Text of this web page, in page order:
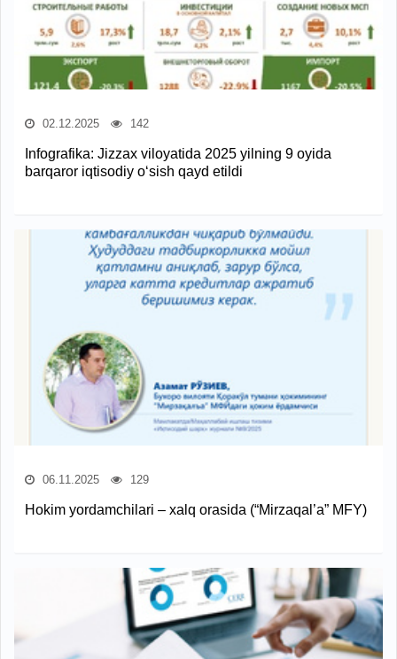
02.12.2025 142
Infografika: Jizzax viloyatida 2025 yilning 9 oyida
barqaror iqtisodiy o‘sish qayd etildi
06.11.2025 129
Hokim yordamchilari – xalq orasida (“Mirzaqal’a” MFY)